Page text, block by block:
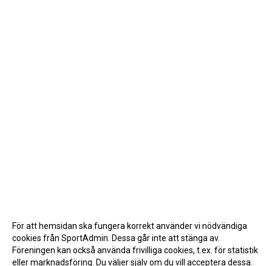
För att hemsidan ska fungera korrekt använder vi nödvändiga
cookies från SportAdmin. Dessa går inte att stänga av.
Föreningen kan också använda frivilliga cookies, t.ex. för statistik
eller marknadsföring. Du väljer själv om du vill acceptera dessa.